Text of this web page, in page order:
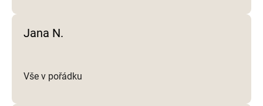
Jana N.
Vše v pořádku